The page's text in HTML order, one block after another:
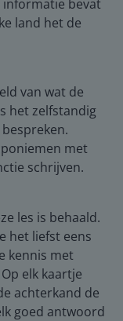
bevat
land het de
van wat de
het zelfstandig
met
schrijven.
les is behaald.
het liefst eens
kennis met
elk kaartje
achterkand de
goed antwoord